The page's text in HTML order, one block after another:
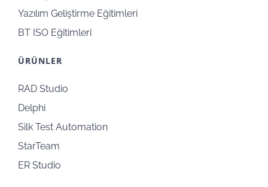
Yazılım Geliştirme Eğitimleri
BT ISO Eğitimleri
ÜRÜNLER
RAD Studio
Delphi
Silk Test Automation
StarTeam
ER Studio